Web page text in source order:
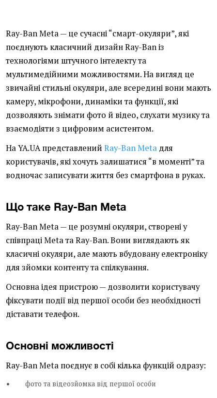
Ray-Ban Meta — це сучасні “смарт-окуляри”, які
поєднують класичний дизайн Ray-Ban із
технологіями штучного інтелекту та
мультимедійними можливостями. На вигляд це
звичайні стильні окуляри, але всередині вони мають
камеру, мікрофони, динаміки та функції, які
дозволяють знімати фото й відео, слухати музику та
взаємодіяти з цифровим асистентом.
На YA.UA представлений Ray-Ban Meta для
користувачів, які хочуть залишатися “в моменті” та
водночас записувати життя без смартфона в руках.
Що таке Ray-Ban Meta
Ray-Ban Meta — це розумні окуляри, створені у
співпраці Meta та Ray-Ban. Вони виглядають як
класичні окуляри, але мають вбудовану електроніку
для зйомки контенту та спілкування.
Основна ідея пристрою — дозволити користувачу
фіксувати події від першої особи без необхідності
діставати телефон.
Основні можливості
Ray-Ban Meta поєднує в собі кілька функцій одразу:
фото та відеозйомка від першої особи